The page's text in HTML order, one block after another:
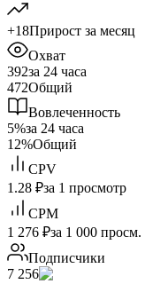
+18Прирост за месяц
Охват
392за 24 часа
472Общий
Вовлеченность
5%за 24 часа
12%Общий
CPV
1.28 ₽за 1 просмотр
CPM
1 276 ₽за 1 000 просм.
Подписчики
7 256